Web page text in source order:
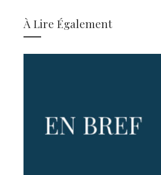
À Lire Également